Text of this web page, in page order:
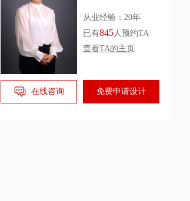
从业经验：20年
已有845人预约TA
查看TA的主页
在线咨询 免费申请设计